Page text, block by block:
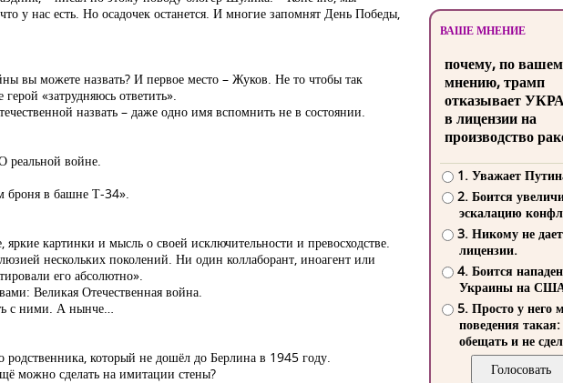
у нас есть. Но осадочек останется. И многие запомнят День Победы,
вы можете назвать? И первое место – Жуков. Не то чтобы так
«затрудняюсь ответить».
назвать – даже одно имя вспомнить не в состоянии.
реальной войне.
броня в башне Т-34».
картинки и мысль о своей исключительности и превосходстве.
нескольких поколений. Ни один коллаборант, иноагент или
его абсолютно».
Великая Отечественная война.
с ними. А нынче…
родственника, который не дошёл до Берлина в 1945 году.
можно сделать на имитации стены?
ВАШЕ МНЕНИЕ
почему, по
мнению, трамп
отказывает
в лицензии на
производство
1. Уважает
2. Боится
эскалацию
3. Никому не
лицензии.
4. Боится
Украины на
5. Просто у него
поведения такая:
обещать и не